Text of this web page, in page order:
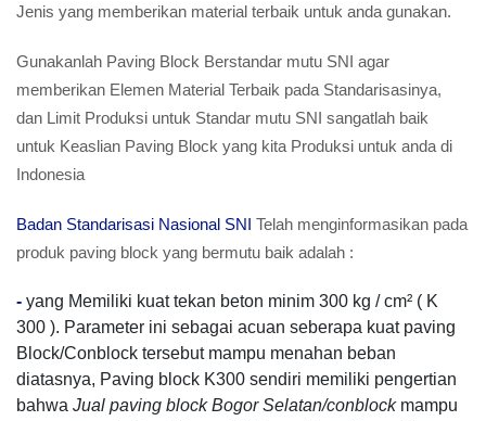
Jenis yang memberikan material terbaik untuk anda gunakan.
Gunakanlah Paving Block Berstandar mutu SNI agar
memberikan Elemen Material Terbaik pada Standarisasinya,
dan Limit Produksi untuk Standar mutu SNI sangatlah baik
untuk Keaslian Paving Block yang kita Produksi untuk anda di
Indonesia
Badan Standarisasi Nasional SNI Telah menginformasikan pada
produk paving block yang bermutu baik adalah :
- yang Memiliki kuat tekan beton minim 300 kg / cm² ( K
300 ). Parameter ini sebagai acuan seberapa kuat paving
Block/Conblock tersebut mampu menahan beban
diatasnya, Paving block K300 sendiri memiliki pengertian
bahwa Jual paving block Bogor Selatan/conblockmampu